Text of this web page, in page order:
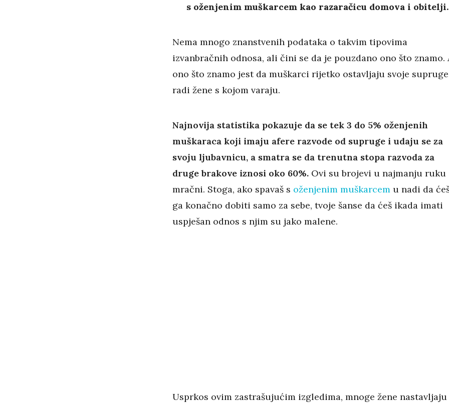
s oženjenim muškarcem kao razaračicu domova i
Nema mnogo znanstvenih podataka o takvim tipovima
izvanbračnih odnosa, ali čini se da je pouzdano ono što znamo.
ono što znamo jest da muškarci rijetko ostavljaju svoje supruge
radi žene s kojom varaju.
Najnovija statistika pokazuje da se tek 3 do 5% oženjenih
muškaraca koji imaju afere razvode od supruge i udaju se za
svoju ljubavnicu, a smatra se da trenutna stopa razvoda za
druge brakove iznosi oko 60%. Ovi su brojevi u najmanju ruku
mračni. Stoga, ako spavaš s oženjenim muškarcemu nadi da
ga konačno dobiti samo za sebe, tvoje šanse da ćeš ikada imati
uspješan odnos s njim su jako malene.
Usprkos ovim zastrašujućim izgledima, mnoge žene nastavljaju